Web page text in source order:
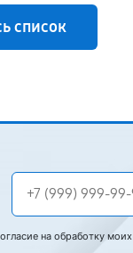
список
на обработку моих